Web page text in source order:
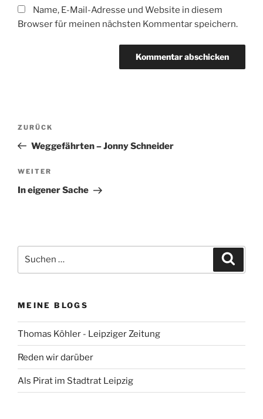
Name, E-Mail-Adresse und Website in diesem
Browser für meinen nächsten Kommentar speichern.
Beitragsnavigation
Vorheriger
Beitrag
ZURÜCK
Weggefährten – Jonny Schneider
Nächster
Beitrag
WEITER
In eigener Sache
nach:
MEINE BLOGS
Thomas Köhler - Leipziger Zeitung
Reden wir darüber
Als Pirat im Stadtrat Leipzig